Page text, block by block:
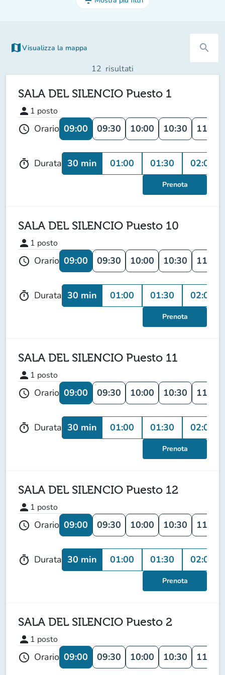
map Visualizza la mappa
(nuova scheda) search
12 risultati
SALA DEL SILENCIO Puesto 1
person 1 posto
schedule Orario 09:00 09:30 10:00 10:30 11:00
timer Durata 30 min 01:00 01:30 02:00
Prenota
SALA DEL SILENCIO Puesto 10
person 1 posto
schedule Orario 09:00 09:30 10:00 10:30 11:00
timer Durata 30 min 01:00 01:30 02:00
Prenota
SALA DEL SILENCIO Puesto 11
person 1 posto
schedule Orario 09:00 09:30 10:00 10:30 11:00
timer Durata 30 min 01:00 01:30 02:00
Prenota
SALA DEL SILENCIO Puesto 12
person 1 posto
schedule Orario 09:00 09:30 10:00 10:30 11:00
timer Durata 30 min 01:00 01:30 02:00
Prenota
SALA DEL SILENCIO Puesto 2
person 1 posto
schedule Orario 09:00 09:30 10:00 10:30 11:00